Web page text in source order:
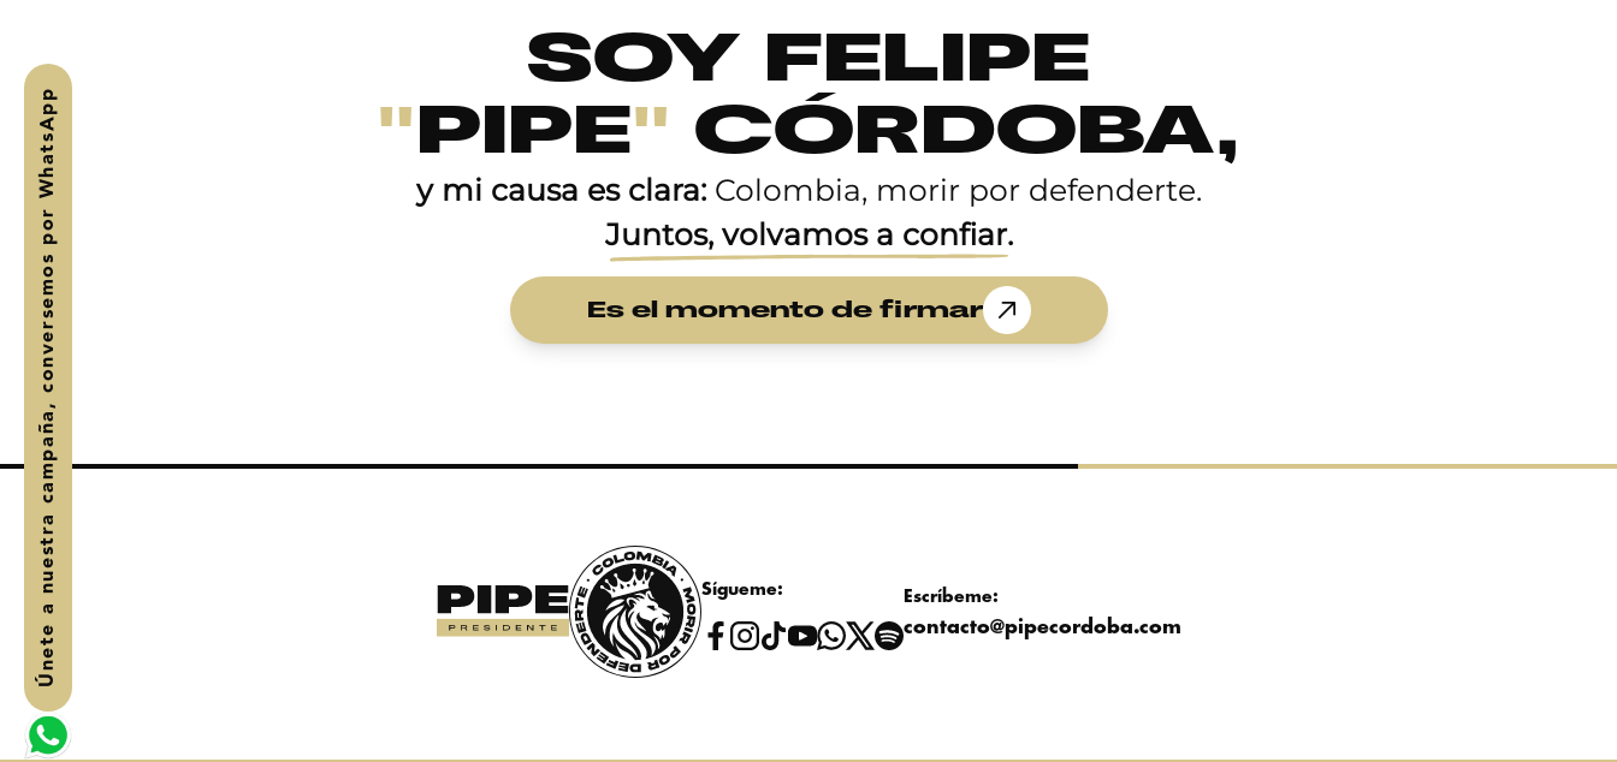
Únete a nuestra campaña
, conversemos por WhatsApp
SOY FELIPE
"PIPE" CÓRDOBA,
y mi causa es clara:Colombia, morir por defenderte.
Juntos, volvamos a conﬁar.
Es el momento de ﬁrmar
Sígueme: Escríbeme:
contacto@pipecordoba.com